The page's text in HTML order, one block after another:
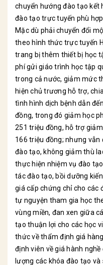
chuyển hướng đào tạo kết
đào tạo trực tuyến phù
Mặc dù phải chuyển đổi
theo hình thức trực tuyến
trang bị thêm thiết bị học
phí gửi giáo trình học tập
trong cả nước, giảm mức
hiện chủ trương hỗ trợ,
tình hình dịch bệnh dẫn
đồng, trong đó giảm học
251 triệu đồng, hỗ trợ
166 triệu đồng; nhưng
đào tạo, không giảm thù
thực hiện nhiệm vụ đào
tác đào tạo, bồi dưỡng
giá cấp chứng chỉ cho các
tự nguyện tham gia học
vùng miền, đan xen giữa
tạo thuận lợi cho các học
thức về thẩm định giá
định viên về giá hành
lượng các khóa đào tạo